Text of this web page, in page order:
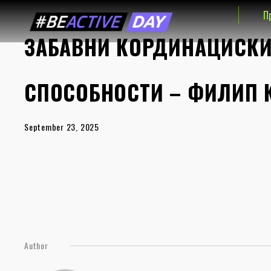
ЗАБАВНИ
СПОСОБНОСТИ – ФИЛИП
September 23, 2025
Author